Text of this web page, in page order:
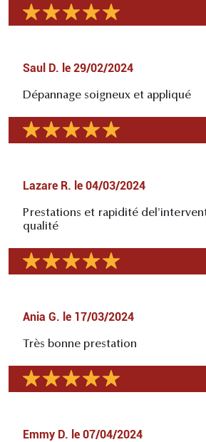
Saul D. le 29/02/2024
Dépannage soigneux et appliqué
Lazare R. le 04/03/2024
Prestations et rapidité
qualité
Ania G. le 17/03/2024
Très bonne prestation
Emmy D. le 07/04/2024